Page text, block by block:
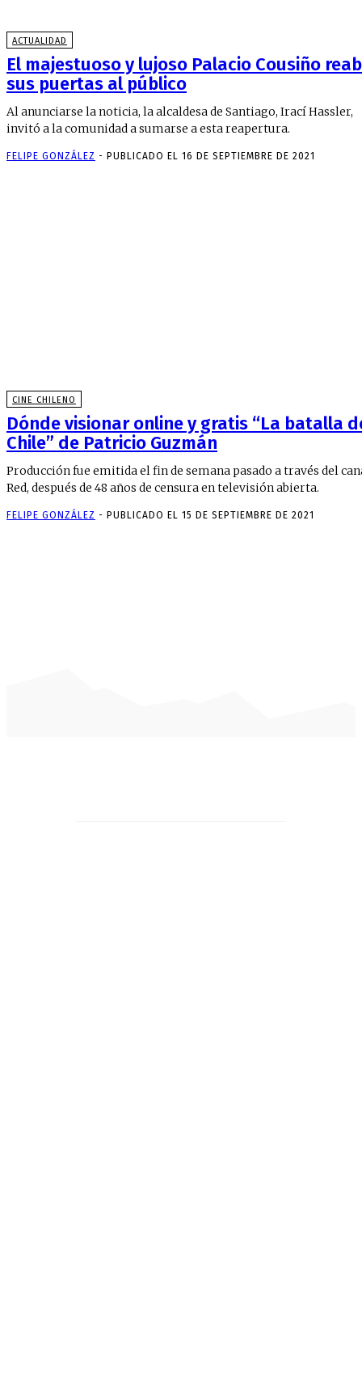
ACTUALIDAD
El majestuoso y lujoso Palacio Cousiño
sus puertas al público
Al anunciarse la noticia, la alcaldesa de Santiago, Irací Hassler,
invitó a la comunidad a sumarse a esta reapertura.
FELIPE GONZÁLEZ - PUBLICADO EL 16 DE SEPTIEMBRE DE 2021
CINE CHILENO
Dónde visionar online y gratis “La batalla
Chile” de Patricio Guzmán
Producción fue emitida el fin de semana pasado a través del
Red, después de 48 años de censura en televisión abierta.
FELIPE GONZÁLEZ - PUBLICADO EL 15 DE SEPTIEMBRE DE 2021